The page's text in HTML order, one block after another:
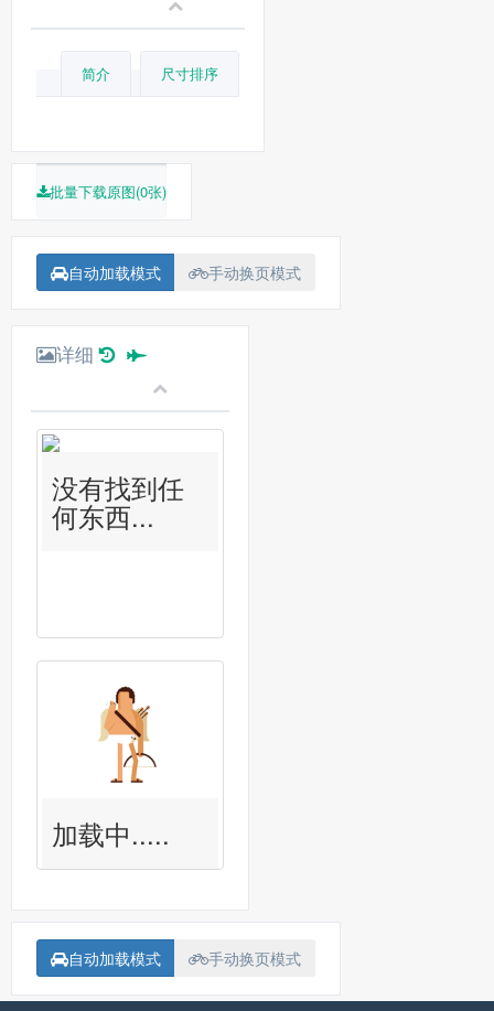
简介 尺寸排序
批量下载原图(0张)
自动加载模式 手动换页模式
详细
没有找到任
何东西...
加载中.....
自动加载模式 手动换页模式